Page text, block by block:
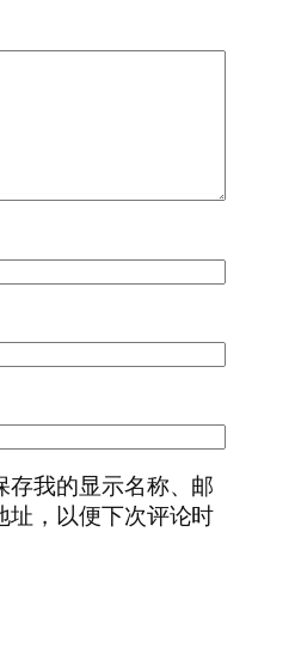
存我的显示名称、邮
址，以便下次评论时